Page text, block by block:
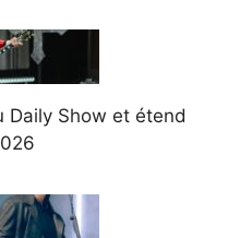
Daily Show et étend